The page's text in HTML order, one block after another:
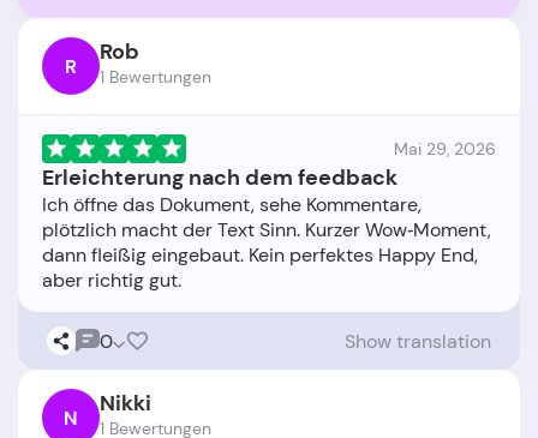
R Rob
1 Bewertungen
Mai 29, 2026
Erleichterung nach dem feedback
Ich öffne das Dokument, sehe Kommentare,
plötzlich macht der Text Sinn. Kurzer Wow‑Moment,
dann fleißig eingebaut. Kein perfektes Happy End,
0 Show translation
N Nikki
1 Bewertungen